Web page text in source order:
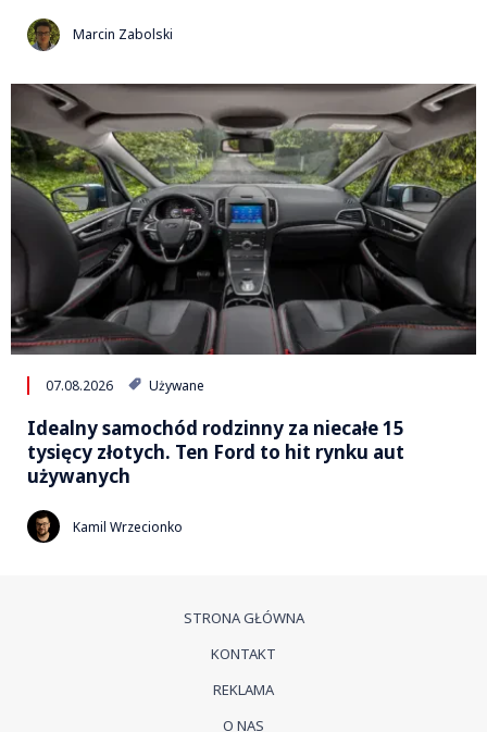
Marcin Zabolski
07.08.2026 Używane
Idealny samochód rodzinny za niecałe 15
tysięcy złotych. Ten Ford to hit rynku aut
używanych
Kamil Wrzecionko
STRONA GŁÓWNA
KONTAKT
REKLAMA
O NAS